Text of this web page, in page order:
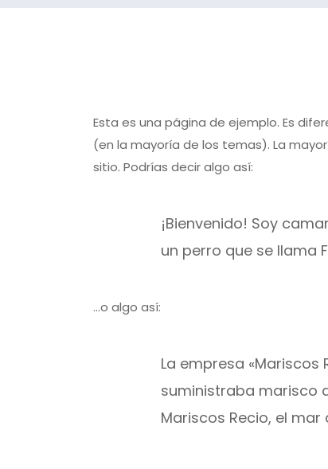
Esta es una página de ejemplo. Es
(en la mayoría de los temas). La
sitio. Podrías decir algo así:
¡Bienvenido! Soy
un perro que se llama
…o algo así:
La empresa
suministraba marisco
Mariscos Recio, el